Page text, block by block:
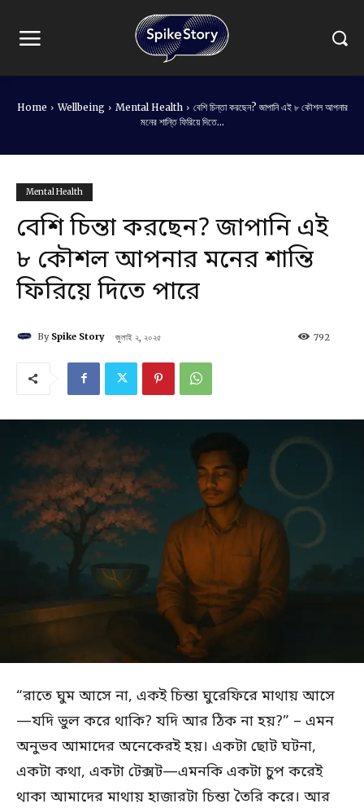
Home Wellbeing Mental Health
বেশি চিন্তা করছেন? জাপানি এই ৮ কৌশল আপনার
মনের শান্তি ফিরিয়ে দিতে...
Mental Health
বেশি চিন্তা করছেন? জাপানি এই
৮ কৌশল আপনার মনের শান্তি
ফিরিয়ে দিতে পারে
By Spike Story জুলাই ২, ২০২৫ 792
“রাতে ঘুম আসে না, একই চিন্তা ঘুরেফিরে মাথায় আসে
—যদি ভুল করে থাকি? যদি আর ঠিক না হয়?” – এমন
অনুভব আমাদের অনেকেরই হয়। একটা ছোট ঘটনা,
একটা কথা, একটা টেক্সট—এমনকি একটা চুপ করেই
থাকা আমাদের মাথায় হাজারটা চিন্তা তৈরি করে। আর